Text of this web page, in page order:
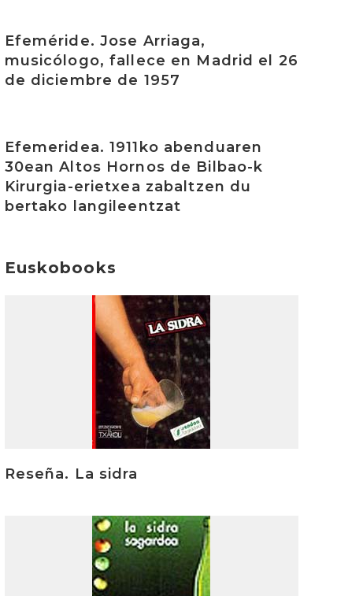
Efeméride. Jose Arriaga,
musicólogo, fallece en Madrid el 26
de diciembre de 1957
Efemeridea. 1911ko abenduaren
30ean Altos Hornos de Bilbao-k
Kirurgia-erietxea zabaltzen du
bertako langileentzat
Euskobooks
Reseña. La sidra